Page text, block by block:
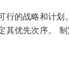
行的战略和计划
其优先次序。